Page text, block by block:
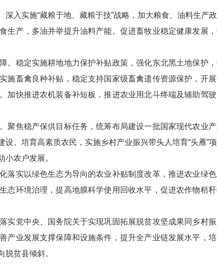
实施“藏粮于地、藏粮于技”战略，加大粮食、油料生产
生产，多油并举提升油料产能。促进畜牧业稳定健康发展
稳定实施耕地地力保护补贴政策，强化东北黑土地保护
畜禽良种补贴，稳定支持国家级畜禽遗传资源保护，开展
加快推进农机装备补短板，推进农业用北斗终端及辅助驾
焦稳产保供目标任务，统筹布局建设一批国家现代农业
。培育高素质农民，实施乡村产业振兴带头人培育“头雁”
农户发展。
实以绿色生态为导向的农业补贴制度改革，推进农业绿色
态环境治理，提高地膜科学使用回收水平，促进农作物秸
党中央、国务院关于实现巩固拓展脱贫攻坚成果同乡村
产业发展支撑保障和设施条件，提升全产业链发展水平，
贫县倾斜。